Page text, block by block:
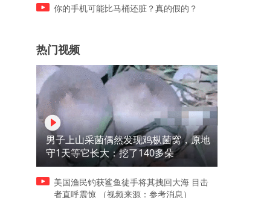
眼
你的手机可能比马桶还脏？真的假的？
热门视频
男子上山采菌偶然发现鸡枞菌窝，原地
守1天等它长大：挖了140多朵
美国渔民钓获鲨鱼徒手将其拽回大海 目击
者直呼震惊 （视频来源：参考消息）